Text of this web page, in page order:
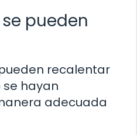
pueden
recalentar
hayan
adecuada